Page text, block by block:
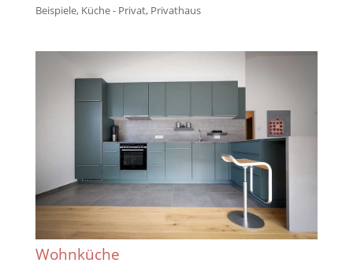
Beispiele, Küche - Privat, Privathaus
Wohnküche